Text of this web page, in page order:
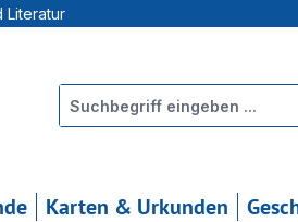
Literatur
Karten & Urkunden